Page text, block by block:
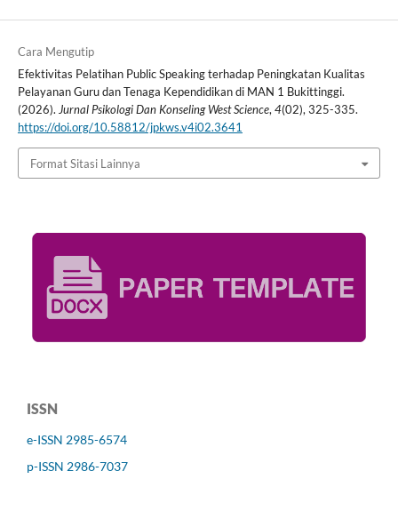
Cara Mengutip
Efektivitas Pelatihan Public Speaking terhadap Peningkatan Kualitas
Pelayanan Guru dan Tenaga Kependidikan di MAN 1 Bukittinggi.
(2026). Jurnal Psikologi Dan Konseling West Science,4(02), 325-335.
https://doi.org/10.58812/jpkws.v4i02.3641
Format Sitasi Lainnya
ISSN
e-ISSN 2985-6574
p-ISSN 2986-7037